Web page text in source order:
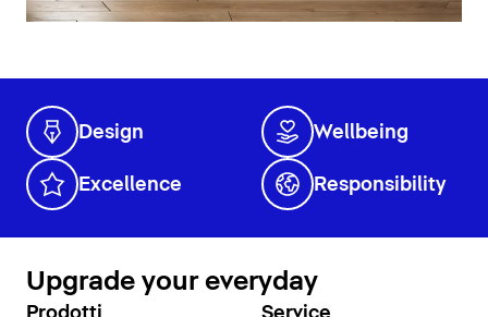
Design Wellbeing
Excellence Responsibility
Upgrade your everyday